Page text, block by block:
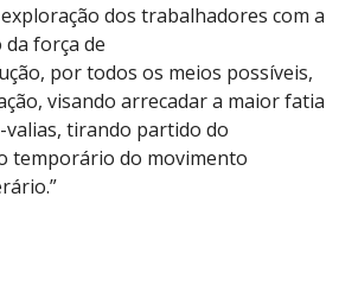
dos trabalhadores com a
força de
por todos os meios possíveis,
visando arrecadar a maior fatia
valias, tirando partido do
temporário do movimento